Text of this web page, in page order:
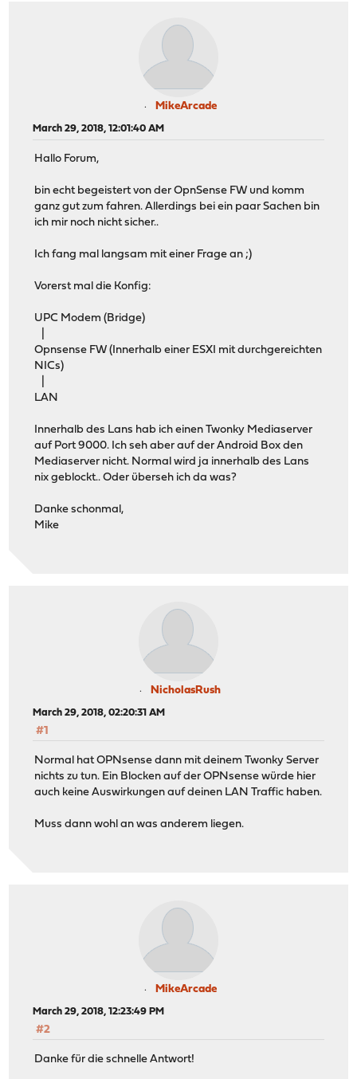
MikeArcade
March 29, 2018, 12:01:40 AM
Hallo Forum,
bin echt begeistert von der OpnSense FW und komm
ganz gut zum fahren. Allerdings bei ein paar Sachen bin
ich mir noch nicht sicher..
Ich fang mal langsam mit einer Frage an ;)
Vorerst mal die Konfig:
UPC Modem (Bridge)
Opnsense FW (Innerhalb einer ESXI mit durchgereichten
NICs)
LAN
Innerhalb des Lans hab ich einen Twonky Mediaserver
auf Port 9000. Ich seh aber auf der Android Box den
Mediaserver nicht. Normal wird ja innerhalb des Lans
nix geblockt.. Oder überseh ich da was?
Danke schonmal,
Mike
NicholasRush
March 29, 2018, 02:20:31 AM
#1
Normal hat OPNsense dann mit deinem Twonky Server
nichts zu tun. Ein Blocken auf der OPNsense würde hier
auch keine Auswirkungen auf deinen LAN Traffic haben.
Muss dann wohl an was anderem liegen.
MikeArcade
March 29, 2018, 12:23:49 PM
#2
Danke für die schnelle Antwort!